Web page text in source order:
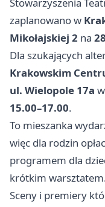
zaplanowano w
Mikołajskiej 2 na
Dla szukających
Krakowskim
ul. Wielopole 17a
15.00–17.00.
To mieszanka
więc dla rodzin
programem dla
krótkim
Sceny i premiery